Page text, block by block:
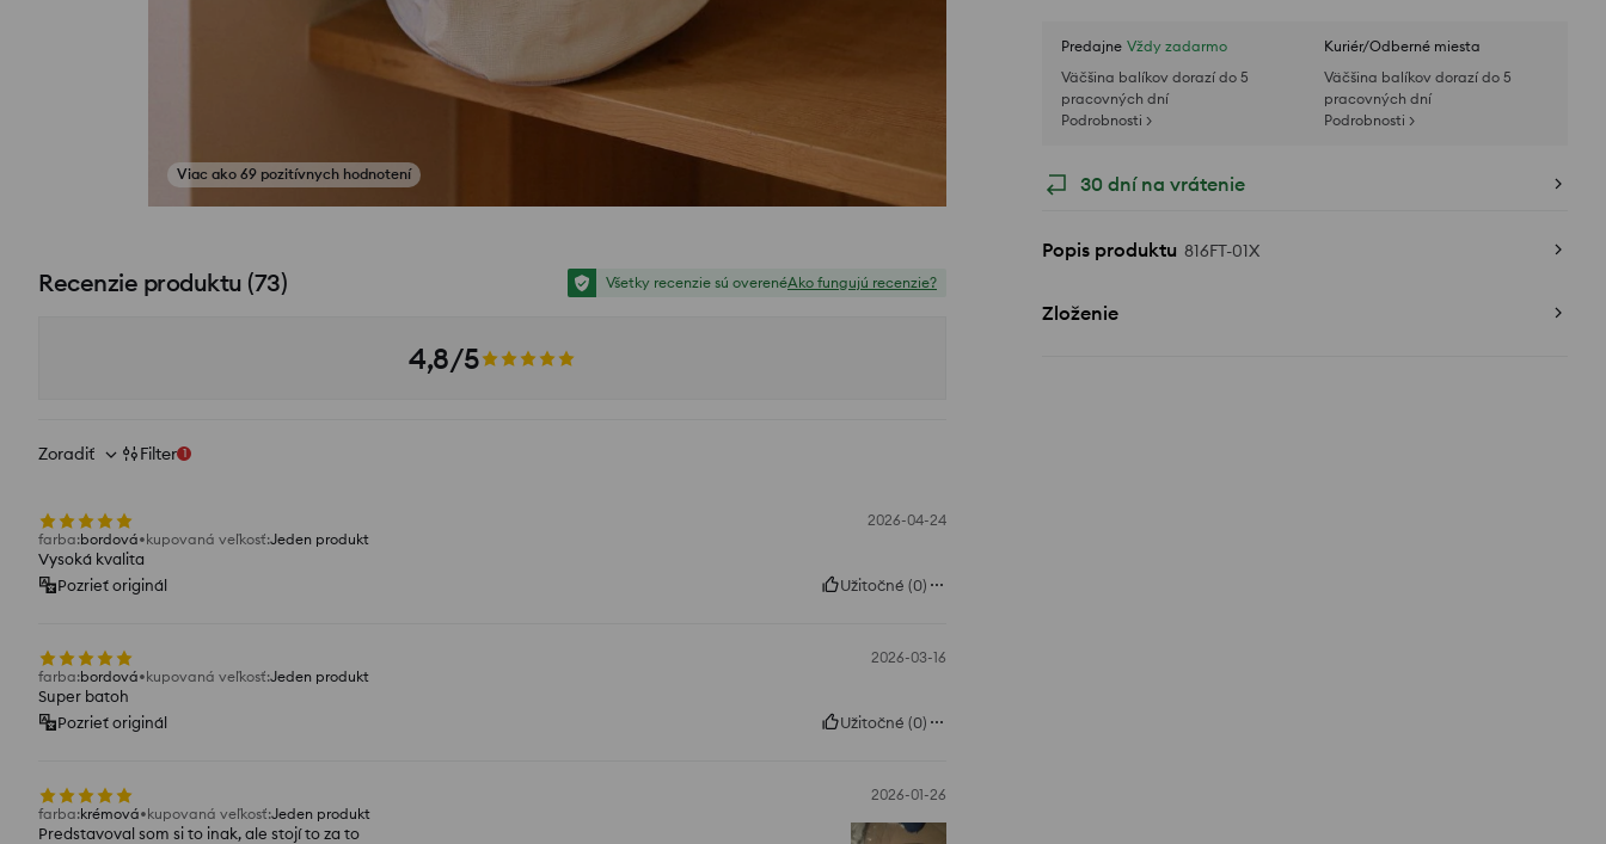
Predajne Vždy zadarmo
Väčšina balíkov dorazí do 5
pracovných dní
Podrobnosti >
Kuriér/Odberné miesta
Väčšina balíkov dorazí do 5
pracovných dní
Podrobnosti >
30 dní na vrátenie
Popis produktu 816FT-01X
Zloženie
Viac ako 69 pozitívnych hodnotení
Zobraziť fotografie z recenzií
Recenzie produktu (73) Všetky recenzie sú overenéAko fungujú recenzie?
4,8/5
Zoradiť Filter 1
2026-04-24
farba:bordová kupovaná veľkosť:Jeden produkt
Vysoká kvalita
Pozrieť originál
Užitočné (0)
2026-03-16
farba:bordová kupovaná veľkosť:Jeden produkt
Super batoh
Pozrieť originál
Užitočné (0)
2026-01-26
farba:krémová kupovaná veľkosť:Jeden produkt
Predstavoval som si to inak, ale stojí to za to